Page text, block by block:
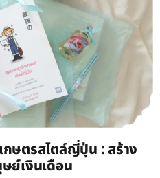
ษตรสไตล์ญี่ปุ่น : สร้าง
ย์เงินเดือน